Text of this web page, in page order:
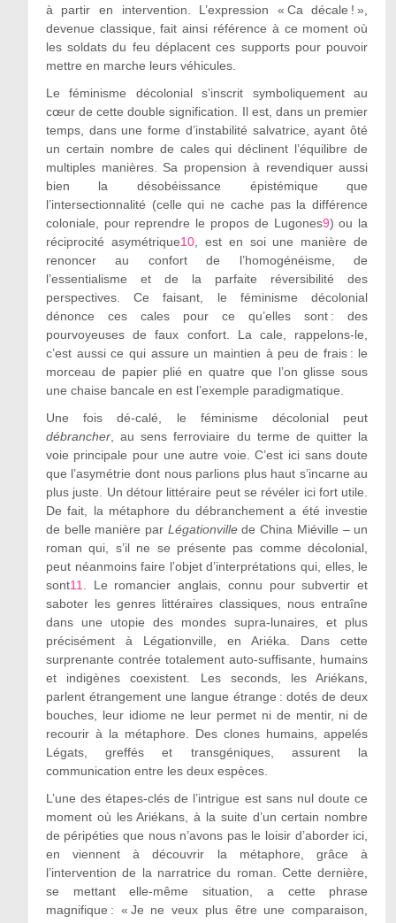
à partir en intervention. L’expression « Ca décale ! »,
devenue classique, fait ainsi référence à ce moment où
les soldats du feu déplacent ces supports pour pouvoir
mettre en marche leurs véhicules.
Le féminisme décolonial s’inscrit symboliquement au
cœur de cette double signification. Il est, dans un premier
temps, dans une forme d’instabilité salvatrice, ayant ôté
un certain nombre de cales qui déclinent l’équilibre de
multiples manières. Sa propension à revendiquer aussi
bien la désobéissance épistémique que
l’intersectionnalité (celle qui ne cache pas la différence
coloniale, pour reprendre le propos de Lugones9) ou la
réciprocité asymétrique10, est en soi une manière de
renoncer au confort de l’homogénéisme, de
l’essentialisme et de la parfaite réversibilité des
perspectives. Ce faisant, le féminisme décolonial
dénonce ces cales pour ce qu’elles sont : des
pourvoyeuses de faux confort. La cale, rappelons-le,
c’est aussi ce qui assure un maintien à peu de frais : le
morceau de papier plié en quatre que l’on glisse sous
une chaise bancale en est l’exemple paradigmatique.
Une fois dé-calé, le féminisme décolonial peut
débrancher, au sens ferroviaire du terme de quitter la
voie principale pour une autre voie. C’est ici sans doute
que l’asymétrie dont nous parlions plus haut s’incarne au
plus juste. Un détour littéraire peut se révéler ici fort utile.
De fait, la métaphore du débranchement a été investie
de belle manière par Légationvillede China Miéville – un
roman qui, s’il ne se présente pas comme décolonial,
peut néanmoins faire l’objet d’interprétations qui, elles, le
sont11. Le romancier anglais, connu pour subvertir et
saboter les genres littéraires classiques, nous entraîne
dans une utopie des mondes supra-lunaires, et plus
précisément à Légationville, en Ariéka. Dans cette
surprenante contrée totalement auto-suffisante, humains
et indigènes coexistent. Les seconds, les Ariékans,
parlent étrangement une langue étrange : dotés de deux
bouches, leur idiome ne leur permet ni de mentir, ni de
recourir à la métaphore. Des clones humains, appelés
Légats, greffés et transgéniques, assurent la
communication entre les deux espèces.
L’une des étapes-clés de l’intrigue est sans nul doute ce
moment où les Ariékans, à la suite d’un certain nombre
de péripéties que nous n’avons pas le loisir d’aborder ici,
en viennent à découvrir la métaphore, grâce à
l’intervention de la narratrice du roman. Cette dernière,
se mettant elle-même situation, a cette phrase
magnifique : « Je ne veux plus être une comparaison,